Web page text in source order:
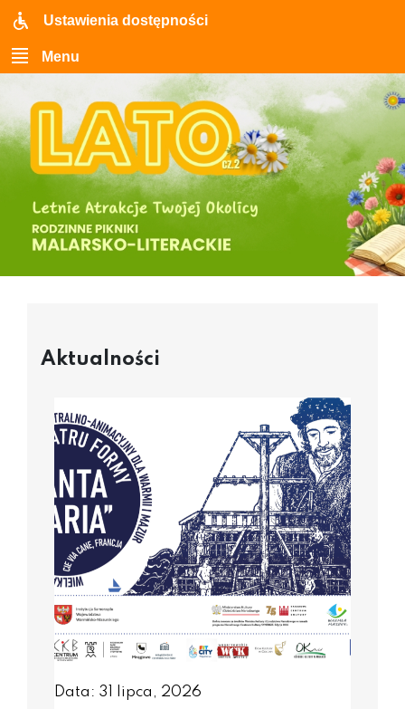
Ustawienia dostępności
Menu
Aktualności
Data: 31 lipca, 2026